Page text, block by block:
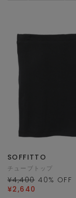
SOFFITTO
チューブトップ
¥4,400 40% OFF
¥2,640